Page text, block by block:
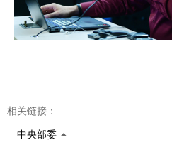
相关链接：
中央部委